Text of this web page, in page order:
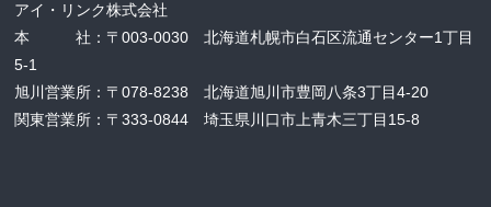
アイ・リンク株式会社
本 社：〒003-0030 北海道札幌市白石区流通センター1丁目
5-1
旭川営業所：〒078-8238 北海道旭川市豊岡八条3丁目4-20
関東営業所：〒333-0844 埼玉県川口市上青木三丁目15-8